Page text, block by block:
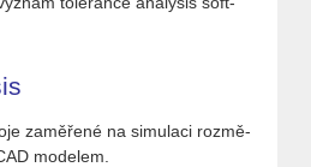
za­mě­ře­né na si­mu­la­ci roz­mě­
mo­de­lem.